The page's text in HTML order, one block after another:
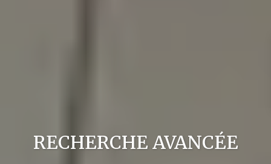
RECHERCHE AVANCÉE